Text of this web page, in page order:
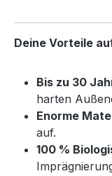
Deine Vorteile
Bis zu 30
harten
Enorme
auf.
100 %